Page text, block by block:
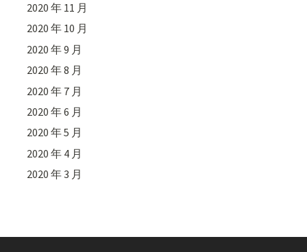
2020 年 11 月
2020 年 10 月
2020 年 9 月
2020 年 8 月
2020 年 7 月
2020 年 6 月
2020 年 5 月
2020 年 4 月
2020 年 3 月